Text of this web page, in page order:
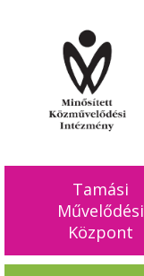
Tamási
Művelődési
Központ